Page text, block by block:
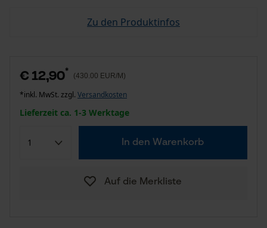
Zu den Produktinfos
€ 12,90*
(430.00 EUR/M)
*inkl. MwSt. zzgl. Versandkosten
Lieferzeit ca. 1-3 Werktage
In den Warenkorb
Auf die Merkliste